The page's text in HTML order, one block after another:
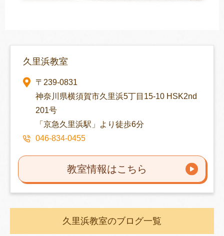
久里浜教室
〒239-0831
神奈川県横須賀市久里浜5丁目15-10 HSK2nd
201号
「京急久里浜駅」より徒歩6分
046-834-0455
教室情報はこちら
久里浜教室のブログ一覧